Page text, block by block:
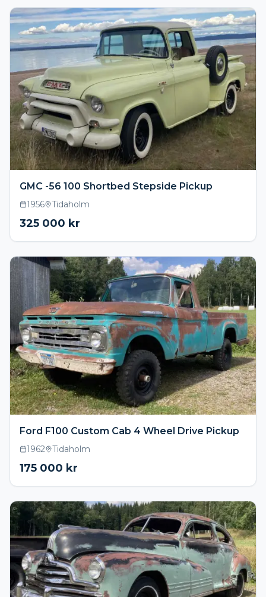
GMC -56 100 Shortbed Stepside Pickup
1956 Tidaholm
325 000 kr
Ford F100 Custom Cab 4 Wheel Drive Pickup
1962 Tidaholm
175 000 kr